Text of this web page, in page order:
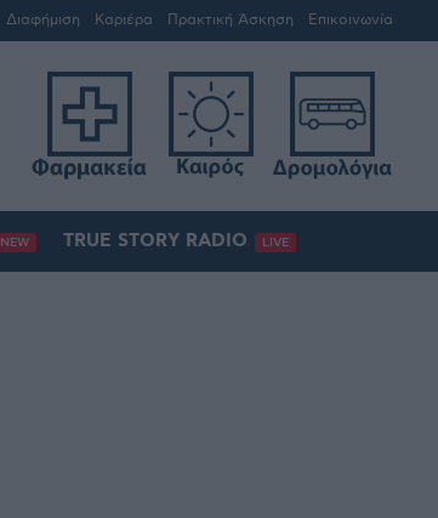
Διαφήμιση Καριέρα Πρακτική Άσκηση Επικοινωνία
NEW TRUE STORY RADIO LIVE